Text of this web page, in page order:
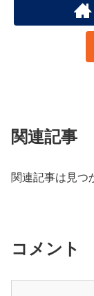
関連記事
関連記事は見つ
コメント